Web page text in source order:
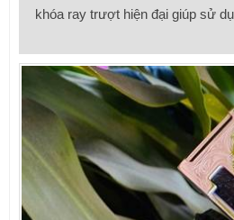
khóa ray trượt hiện đại giúp sử